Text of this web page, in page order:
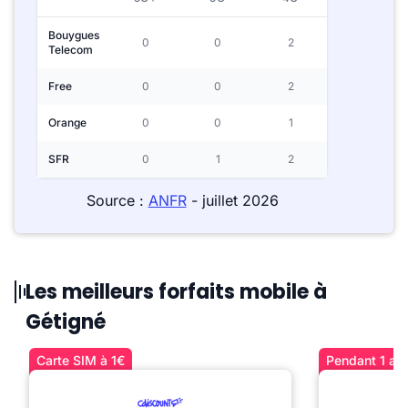
Bouygues
Telecom
0 0 2
Free 0 0 2
Orange 0 0 1
SFR 0 1 2
Source : ANFR- juillet 2026
Les meilleurs forfaits mobile à
Gétigné
Carte SIM à 1€ Pendant 1